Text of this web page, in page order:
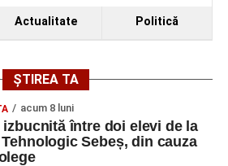
Actualitate Politică
ȘTIREA TA
acum 8 luni
izbucnită între doi elevi de la
Sebeș, din cauza